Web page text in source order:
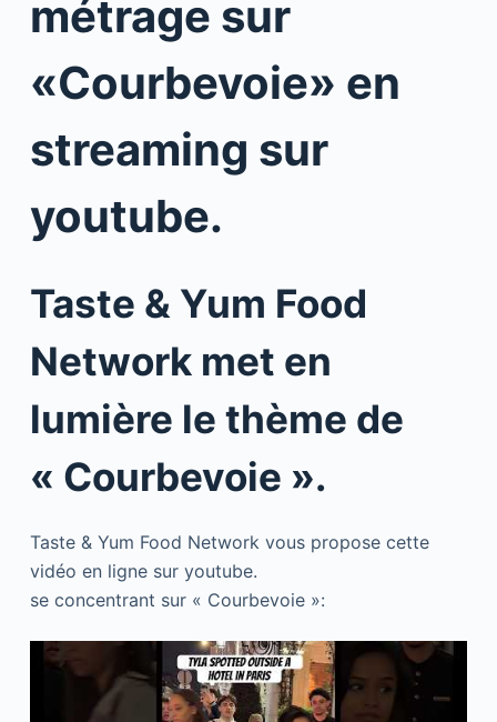
métrage sur
«Courbevoie» en
streaming sur
youtube.
Taste & Yum Food
Network met en
lumière le thème de
« Courbevoie ».
Taste & Yum Food Network vous propose cette
vidéo en ligne sur youtube.
se concentrant sur « Courbevoie »: